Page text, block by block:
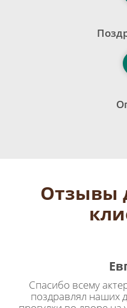
Отзывы
Спасибо всему
поздравлял наших